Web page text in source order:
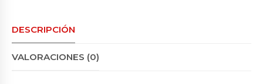
DESCRIPCIÓN
VALORACIONES (0)